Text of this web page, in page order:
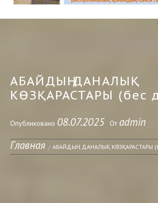
АБАЙДЫҢ ДАНАЛЫҚ
КӨЗҚАРАСТАРЫ (бес
Опубликовано 08.07.2025 От admin
Главная
АБАЙДЫҢ ДАНАЛЫҚ КӨЗҚАРАСТАРЫ